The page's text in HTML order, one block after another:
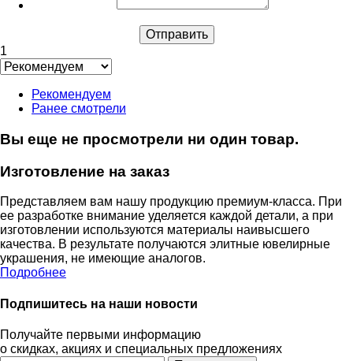
1
Рекомендуем
Ранее смотрели
Вы еще не просмотрели ни один товар.
Изготовление на заказ
Представляем вам нашу продукцию премиум-класса. При
ее разработке внимание уделяется каждой детали, а при
изготовлении используются материалы наивысшего
качества. В результате получаются элитные ювелирные
украшения, не имеющие аналогов.
Подробнее
Подпишитесь на наши новости
Получайте первыми информацию
о скидках, акциях и специальных предложениях